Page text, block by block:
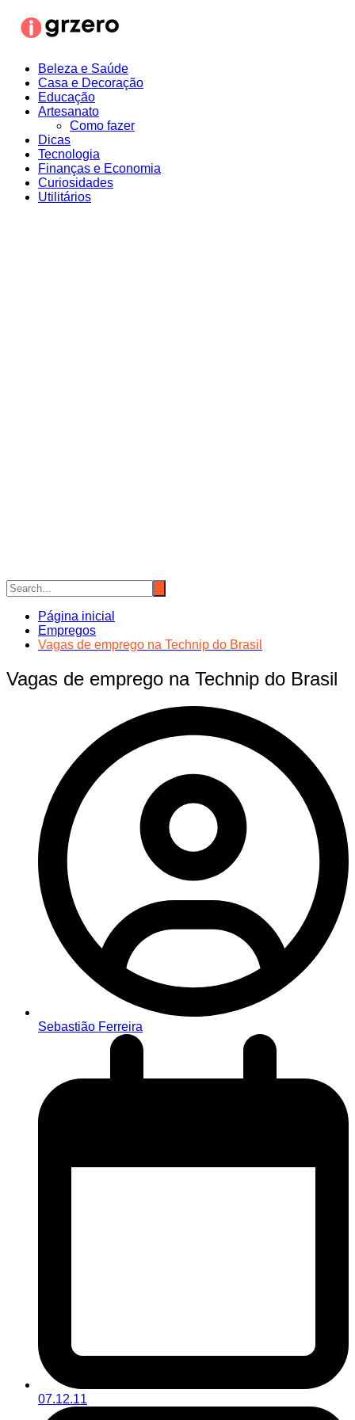
para
Beleza e Saúde
Casa e Decoração
Educação
Artesanato
Como fazer
Dicas
Tecnologia
Finanças e Economia
Curiosidades
Utilitários
Página inicial
Empregos
Vagas de emprego na Technip do Brasil
Vagas de emprego na Technip do Brasil
Sebastião Ferreira
07.12.11